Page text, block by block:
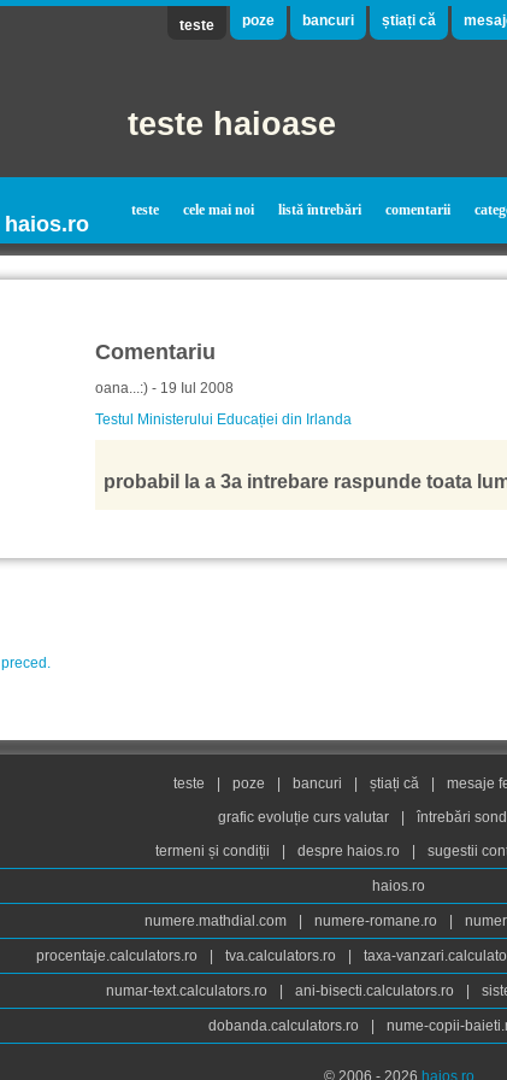
teste poze bancuri știați că
teste haioase
haios.ro
teste cele mai noi listă întrebări comentarii
Comentariu
oana...:) - 19 Iul 2008
Testul Ministerului Educației din Irlanda
probabil la a 3a intrebare raspunde toata
preced.
teste poze bancuri știați că mesaje
grafic evoluție curs valutar
întrebări
termeni și condiții
despre haios.ro sugestii
haios.ro
numere.mathdial.com numere-romane.ro
procentaje.calculators.ro tva.calculators.ro taxa-
numar-text.calculators.ro ani-bisecti.calculators.ro
dobanda.calculators.ro nume-copii-
© 2006 - 2026 haios.ro